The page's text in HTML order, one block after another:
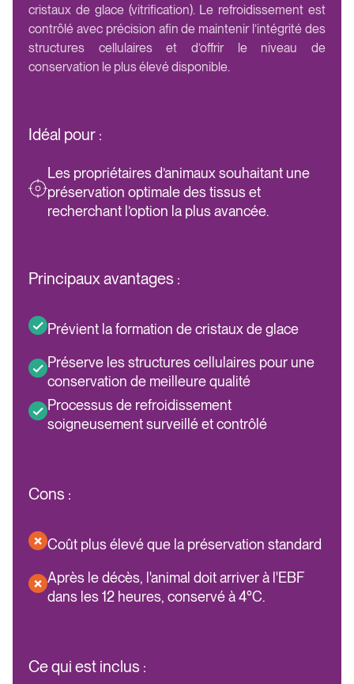
cristaux de glace (vitrification). Le refroidissement est
contrôlé avec précision afin de maintenir l’intégrité des
structures cellulaires et d’offrir le niveau de
conservation le plus élevé disponible.
Idéal pour :
Les propriétaires d’animaux souhaitant une
préservation optimale des tissus et
recherchant l’option la plus avancée.
Principaux avantages :
Prévient la formation de cristaux de glace
Préserve les structures cellulaires pour une
conservation de meilleure qualité
Processus de refroidissement
soigneusement surveillé et contrôlé
Cons :
Coût plus élevé que la préservation standard
Après le décès, l'animal doit arriver à l'EBF
dans les 12 heures, conservé à 4°C.
Ce qui est inclus :